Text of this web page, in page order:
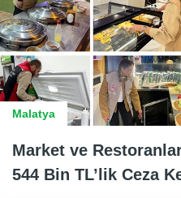
Malatya
Market ve
544 Bin TL’lik Ceza